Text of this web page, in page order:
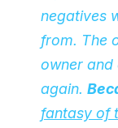
negatives
from. The
owner and
again.
fantasy of